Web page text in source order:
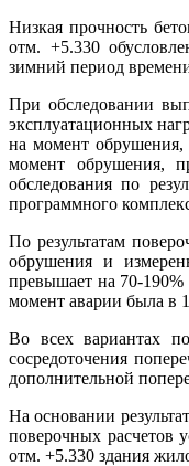
Низкая прочность
отм. +5.330
зимний период
При обследовании
эксплуатационных
на момент обрушения,
момент обрушения,
обследования по
программного
По результатам
обрушения и
превышает на 70-190%
момент аварии была в
Во всех вариантах
сосредоточения
дополнительной
На основании
поверочных расчетов
отм. +5.330 здания